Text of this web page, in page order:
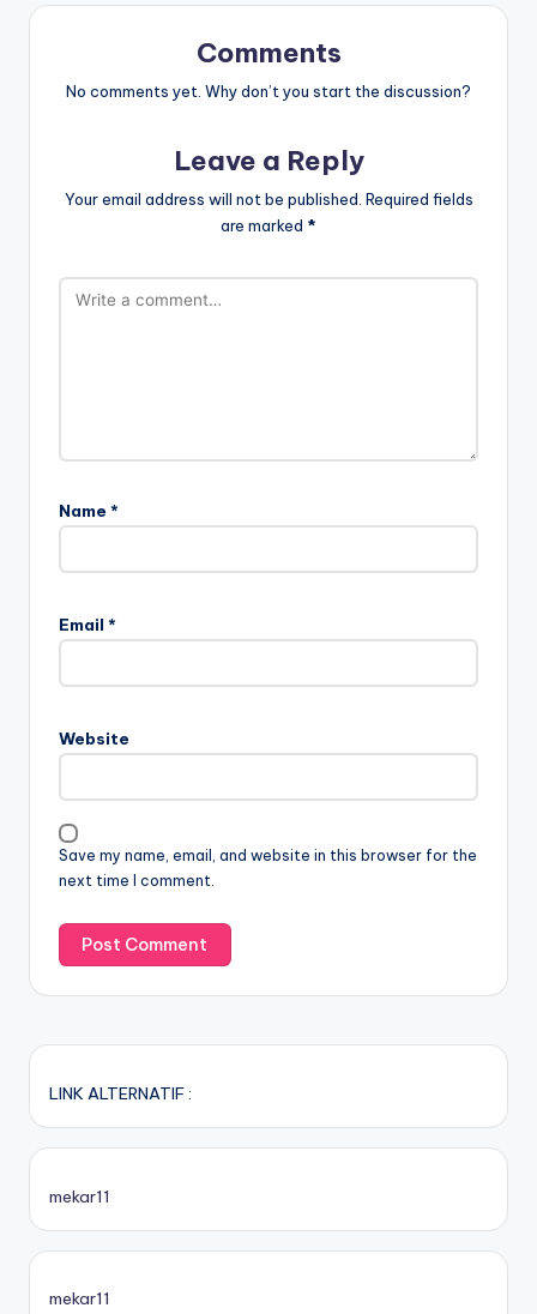
Comments
No comments yet. Why don’t you start the discussion?
Leave a Reply
Your email address will not be published. Required fields
are marked *
Name *
Email *
Website
Save my name, email, and website in this browser for the
next time I comment.
LINK ALTERNATIF :
mekar11
mekar11